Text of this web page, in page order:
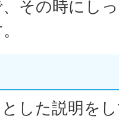
その時にし
した説明を